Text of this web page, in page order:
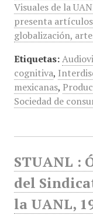
Visuales de la
presenta
globalización,
Etiquetas:
cognitiva,
mexicanas,
Sociedad de
STUANL :
del
la UANL,